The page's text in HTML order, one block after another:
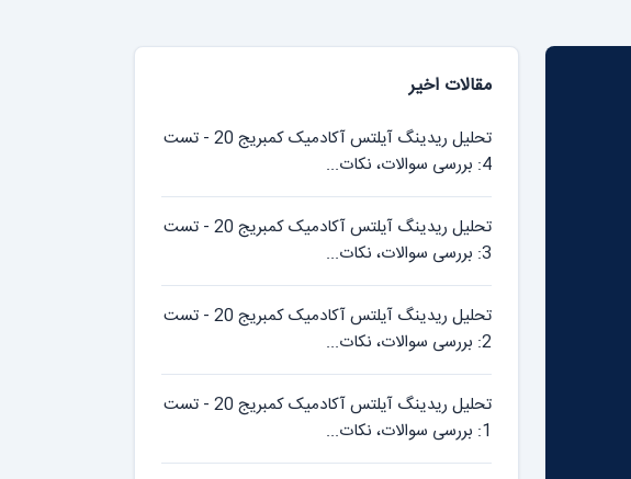
مقالات اخیر
تحلیل ریدینگ آیلتس آکادمیک کمبریج 20 - تست
4: بررسی سوالات، نکات...
تحلیل ریدینگ آیلتس آکادمیک کمبریج 20 - تست
3: بررسی سوالات، نکات...
تحلیل ریدینگ آیلتس آکادمیک کمبریج 20 - تست
2: بررسی سوالات، نکات...
تحلیل ریدینگ آیلتس آکادمیک کمبریج 20 - تست
1: بررسی سوالات، نکات...